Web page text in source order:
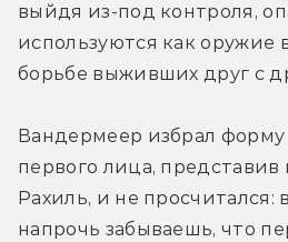
выйдя из-под контроля,
используются как оружие
борьбе выживших друг с
Вандермеер избрал форму
первого лица, представив
Рахиль, и не просчитался:
напрочь забываешь, что